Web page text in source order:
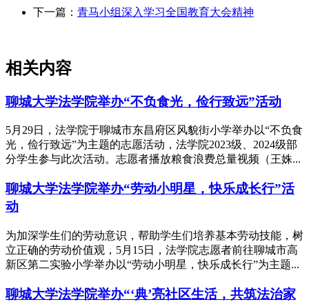
下一篇： 青马小组深入学习全国教育大会精神
相关内容
聊城大学法学院举办“不负食光，俭行致远”活动
5月29日，法学院于聊城市东昌府区风貌街小学举办以“不负食
光，俭行致远”为主题的志愿活动，法学院2023级、2024级部
分学生参与此次活动。志愿者播放粮食浪费总量视频（王姝...
聊城大学法学院举办“劳动小明星，快乐成长行”活
动
为加深学生们的劳动意识，帮助学生们培养基本劳动技能，树
立正确的劳动价值观，5月15日，法学院志愿者前往聊城市高
新区第二实验小学举办以“劳动小明星，快乐成长行”为主题...
聊城大学法学院举办“‘典’亮社区生活，共筑法治家